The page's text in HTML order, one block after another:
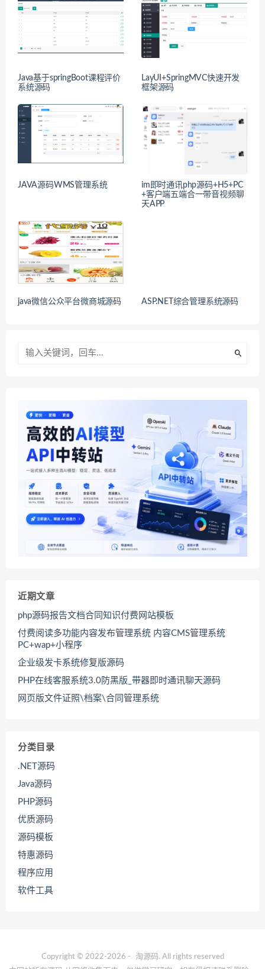
Java基于springBoot课程评价
系统源码
LayUI+SpringMVC快速开发
框架源码
JAVA源码WMS管理系统
im即时通讯php源码+H5+PC
+客户端五端合一带音视频聊
天APP
java微信公众平台微商城源码 ASP.NET综合管理系统源码
近期文章
php源码报告文档合同知识付费网站模板
付费阅读多功能内容发布管理系统 内容CMS管理系统
PC+wap+小程序
企业级发卡系统修复版源码
PHP在线客服系统3.0防黑版_带器即时通讯聊天源码
网页版文件证照\档案\合同管理系统
分类目录
.NET源码
Java源码
PHP源码
优质源码
源码模板
特惠源码
程序应用
软件工具
Copyright © 2022-2026 - 淘源码. All rights reserved